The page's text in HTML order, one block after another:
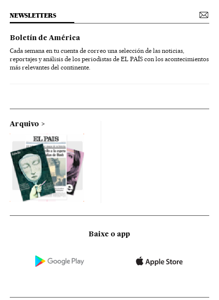
NEWSLETTERS
Boletín de América
Cada semana en tu cuenta de correo una selección de las noticias,
reportajes y análisis de los periodistas de EL PAÍS con los acontecimientos
más relevantes del continente.
Arquivo
Baixe o app